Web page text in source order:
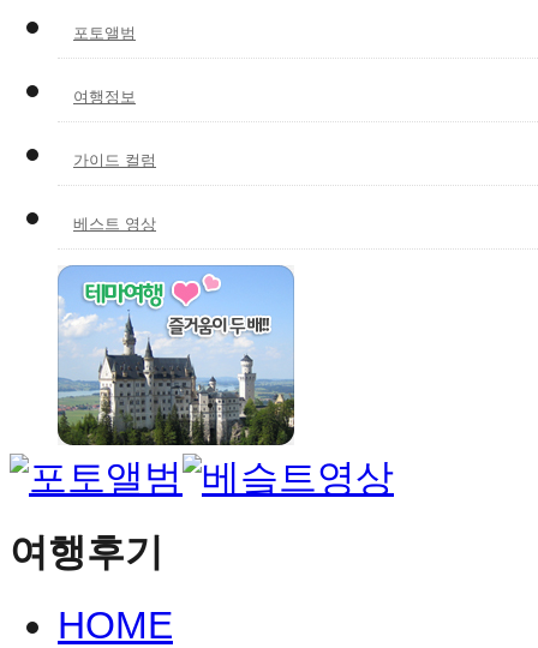
포토앨범
여행정보
가이드 컬럼
베스트 영상
여행후기
HOME